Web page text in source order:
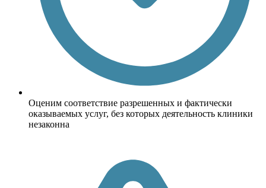
Оценим соответствие разрешенных и фактически
оказываемых услуг, без которых деятельность клиники
незаконна